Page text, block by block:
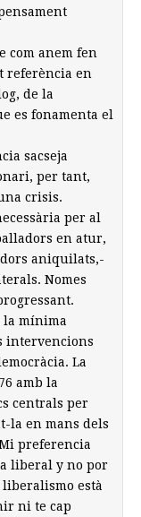
com anem fen
referència en
de la
es fonamenta el
sacseja
per tant,
crisis.
per al
en atur,
aniquilats,-
Nomes
la mínima
intervencions
La
amb la
centrals per
la en mans dels
preferencia
liberal y no por
està
ni te cap